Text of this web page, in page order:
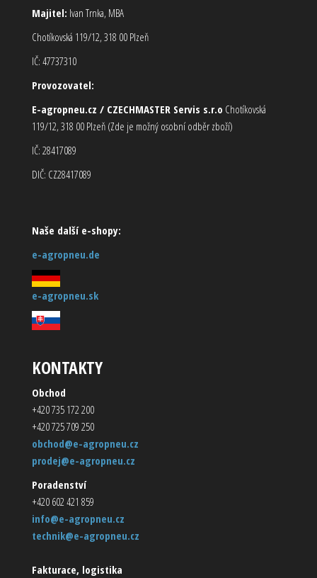
Majitel: Ivan Trnka, MBA
Chotíkovská 119/12, 318 00 Plzeň
IČ: 47737310
Provozovatel:
E-agropneu.cz / CZECHMASTER Servis s.r.o Chotíkovská
119/12, 318 00 Plzeň (Zde je možný osobní odběr zboží)
IČ: 28417089
DIČ: CZ28417089
Naše další e-shopy:
e-agropneu.de
e-agropneu.sk
KONTAKTY
Obchod
+420 735 172 200
+420 725 709 250
obchod@e-agropneu.cz
prodej@e-agropneu.cz
Poradenství
+420 602 421 859
info@e-agropneu.cz
technik@e-agropneu.cz
Fakturace, logistika